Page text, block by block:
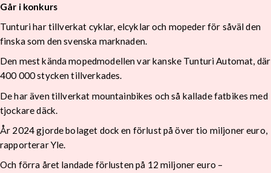
Går i konkurs
Tunturi har tillverkat cyklar, elcyklar och mopeder för såväl den
finska som den svenska marknaden.
Den mest kända mopedmodellen var kanske Tunturi Automat, där
400 000 stycken tillverkades.
De har även tillverkat mountainbikes och så kallade fatbikes med
tjockare däck.
År 2024 gjorde bolaget dock en förlust på över tio miljoner euro,
rapporterar Yle.
Och förra året landade förlusten på 12 miljoner euro –